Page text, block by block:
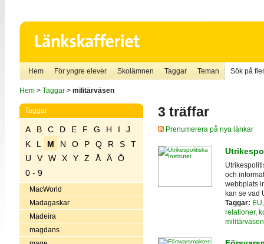
Hem För yngre elever Skolämnen Taggar Teman Sök på
Hem> Taggar> militärväsen
Taggar
A B C D E F G H I
J
K
L M N O P Q R S
T
U
V W X Y Z Å Ä
Ö
0 - 9
MacWorld
Madagaskar
Madeira
magdans
3 träffar
Prenumerera på nya länkar
och
webbplats
kan se vad
Taggar: EU
relationer,
militärväsen